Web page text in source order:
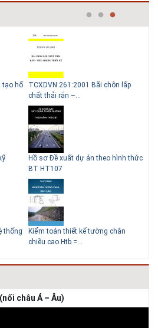
Lý do nên sử dụng gạch block
tạo hố
thống
TCXDVN 261:2001 Bãi chôn lấp
chất thải rắn –...
Hồ sơ Đề xuất dự án theo hình thức
BT HT107
Kiểm toán thiết kế tường chắn
chiều cao Htb =...
châu Á – Âu)